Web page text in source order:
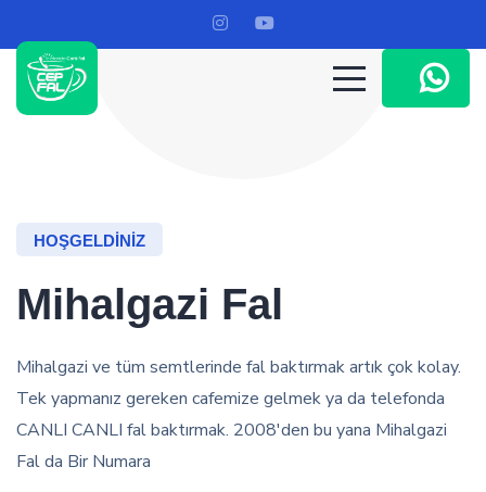
HOŞGELDINIZ
Mihalgazi Fal
Mihalgazi ve tüm semtlerinde fal baktırmak artık çok kolay.
Tek yapmanız gereken cafemize gelmek ya da telefonda
CANLI CANLI fal baktırmak. 2008'den bu yana Mihalgazi
Fal da Bir Numara